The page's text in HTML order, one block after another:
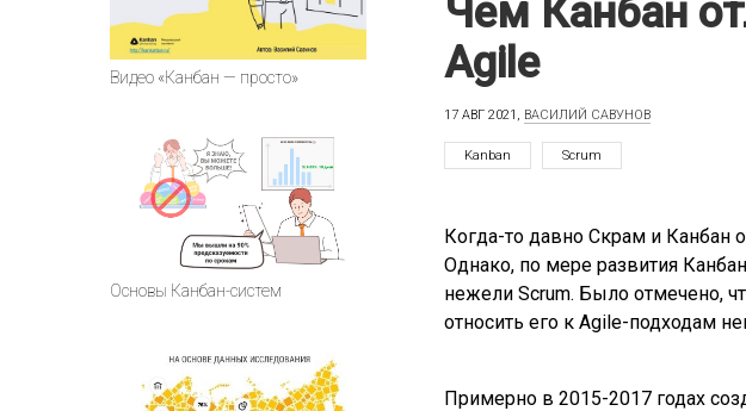
Видео «Канбан — просто»
Основы Канбан-систем
Чем Канбан
Agile
17 АВГ 2021, ВАСИЛИЙ САВУНОВ
Kanban Scrum
Когда-то давно Скрам и Канбан
Однако, по мере развития
нежели Scrum. Было отмечено,
относить его к Agile-подходам
Примерно в 2015-2017 годах